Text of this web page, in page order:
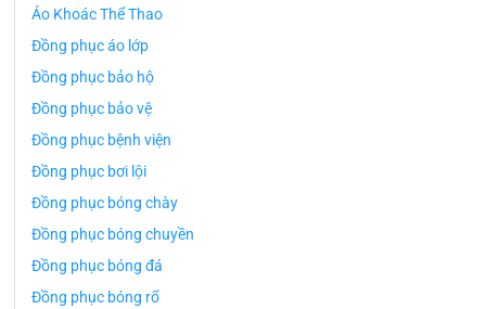
Áo Khoác Thể Thao
Đồng phục áo lớp
Đồng phục bảo hộ
Đồng phục bảo vệ
Đồng phục bệnh viện
Đồng phục bơi lội
Đồng phục bóng chày
Đồng phục bóng chuyền
Đồng phục bóng đá
Đồng phục bóng rổ